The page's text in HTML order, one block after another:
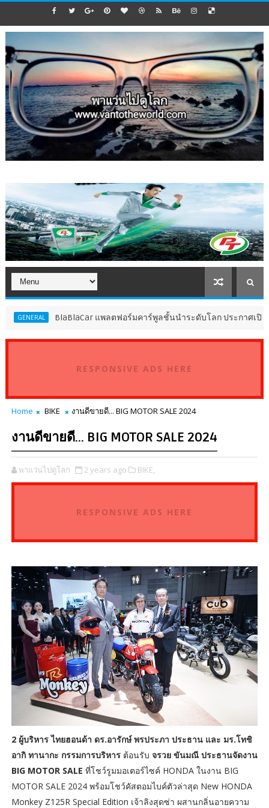
BlaBlaCar แพลตฟอร์มคาร์พูลชั้นนำระดับโลก ประกาศเปิดให้บริ
RESPONSIVE ADS HERE
Home BIKE งานดีขายดี... BIG MOTOR SALE 2024
งานดีขายดี... BIG MOTOR SALE 2024
พาแว่นไปดูโลก 2 years ago BIKE,
RESPONSIVE ADS HERE
2 ผู้บริหาร ไทยฮอนด้า ดร.อารักษ์ พรประภา ประธาน และ มร.โทชิ
อากิ ทานากะ กรรมการบริหาร ต้อนรับ จรวย ขันมณี ประธานจัดงาน
BIG MOTOR SALE ที่โชว์รูมมอเตอร์ไซค์ HONDA ในงาน BIG
MOTOR SALE 2024 พร้อมโชว์คัสตอมไบค์ตัวล่าสุด New HONDA
Monkey Z125R Special Edition เจ้าลิงสุดซ่า ผสานกลิ่นอายความ